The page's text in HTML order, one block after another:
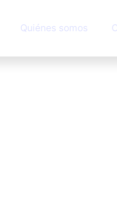
Quiénes somos